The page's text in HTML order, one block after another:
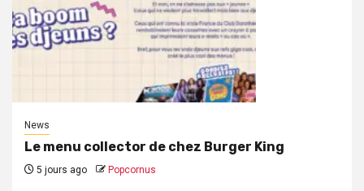
News
Le menu collector de chez Burger King
5 jours ago Popcornus